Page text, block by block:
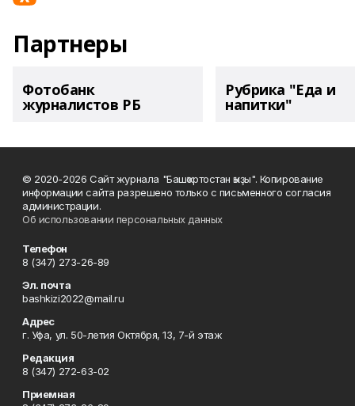
Партнеры
Фотобанк
журналистов РБ
Рубрика "Еда и
напитки"
© 2020-2026 Сайт журнала "Башҡортостан ҡыҙы". Копирование
информации сайта разрешено только с письменного согласия
администрации.
Об использовании персональных данных
Телефон
8 (347) 273-26-89
Эл. почта
bashkizi2022@mail.ru
Адрес
г. Уфа, ул. 50-летия Октября, 13, 7-й этаж
Редакция
8 (347) 272-63-02
Приемная